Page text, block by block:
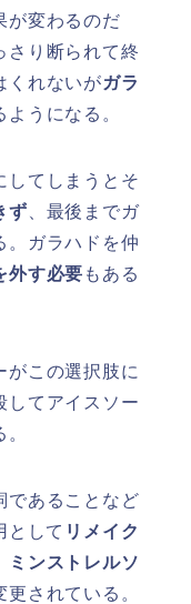
が変わるのだ
さり断られて終
くれないがガラ
うになる。
してしまうとそ
ず 、最後までガ
。ガラハドを仲
外す必要 もある
がこの選択肢に
してアイスソー
であることなど
として リメイク
ンストレルソ
更されている。